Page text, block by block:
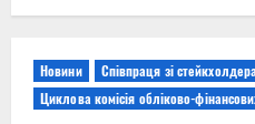
Новини
Співпраця зі
Циклова комісія обліково-